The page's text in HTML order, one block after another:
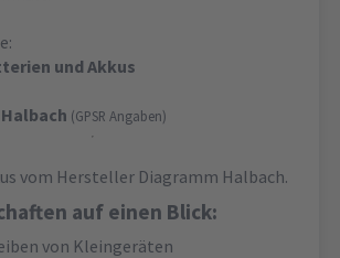
und Akkus
(GPSR Angaben)
vom Hersteller Diagramm Halbach.
auf einen Blick:
von Kleingeräten